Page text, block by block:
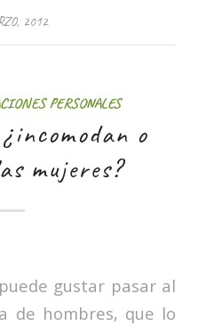
2012
PERSONALES
o
mujeres?
gustar pasar al
de hombres, que lo